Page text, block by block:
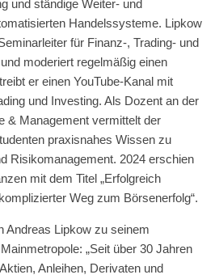
und ständige Weiter- und
Handelssysteme. Lipkow
für Finanz-, Trading- und
moderiert regelmäßig einen
er einen YouTube-Kanal mit
und Investing. Als Dozent an der
& Management vermittelt der
praxisnahes Wissen zu
Risikomanagement. 2024 erschien
mit dem Titel „Erfolgreich
Weg zum Börsenerfolg“.
Andreas Lipkow zu seinem
„Seit über 30 Jahren
Anleihen, Derivaten und